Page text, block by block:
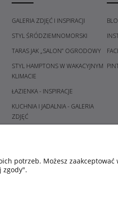
GALERIA ZDJĘĆ I INSPIRACJI
STYL ŚRÓDZIEMNOMORSKI
TARAS JAK „SALON” OGRODOWY
STYL HAMPTONS W WAKACYJNYM
KLIMACIE
ŁAZIENKA - INSPIRACJE
KUCHNIA I JADALNIA - GALERIA
ZDJĘĆ
SYPIALNIA - GALERIA POMYSŁÓW
ŚWIECE I ŚWIECZNIKI - GALERIA
potrzeb. Możesz zaakceptować
zgody".